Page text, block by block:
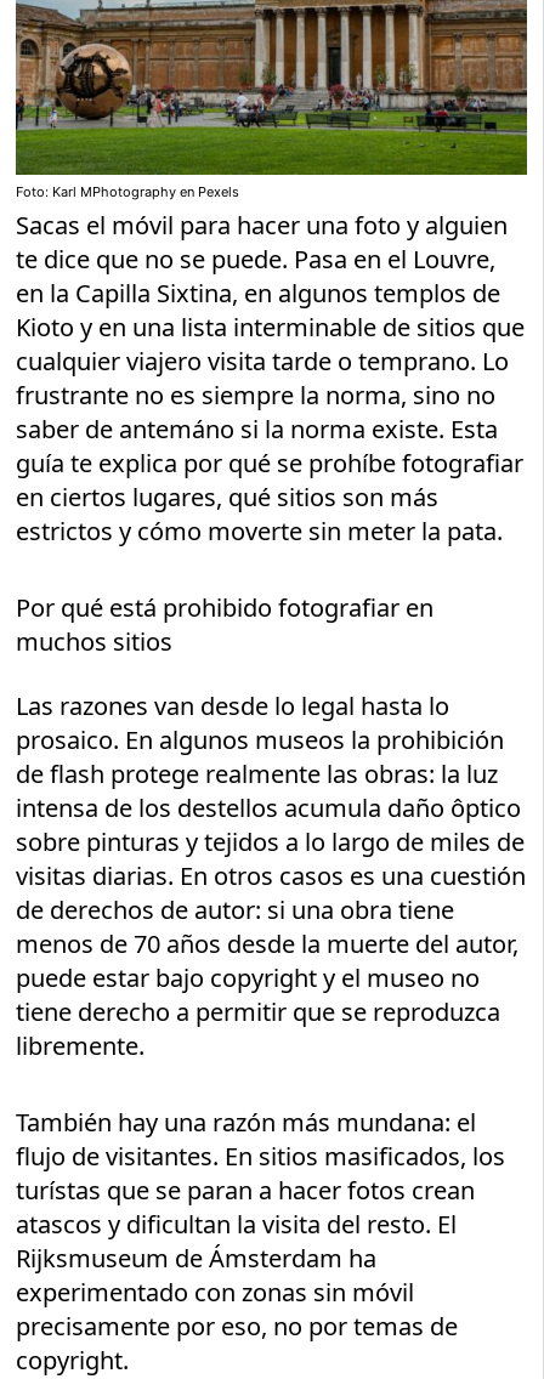
Foto: Karl MPhotography en Pexels
Sacas el móvil para hacer una foto y alguien
te dice que no se puede. Pasa en el Louvre,
en la Capilla Sixtina, en algunos templos de
Kioto y en una lista interminable de sitios que
cualquier viajero visita tarde o temprano. Lo
frustrante no es siempre la norma, sino no
saber de antemáno si la norma existe. Esta
guía te explica por qué se prohíbe fotografiar
en ciertos lugares, qué sitios son más
estrictos y cómo moverte sin meter la pata.
Por qué está prohibido fotografiar en
muchos sitios
Las razones van desde lo legal hasta lo
prosaico. En algunos museos la prohibición
de flash protege realmente las obras: la luz
intensa de los destellos acumula daño ôptico
sobre pinturas y tejidos a lo largo de miles de
visitas diarias. En otros casos es una cuestión
de derechos de autor: si una obra tiene
menos de 70 años desde la muerte del autor,
puede estar bajo copyright y el museo no
tiene derecho a permitir que se reproduzca
libremente.
También hay una razón más mundana: el
flujo de visitantes. En sitios masificados, los
turístas que se paran a hacer fotos crean
atascos y dificultan la visita del resto. El
Rijksmuseum de Ámsterdam ha
experimentado con zonas sin móvil
precisamente por eso, no por temas de
copyright.